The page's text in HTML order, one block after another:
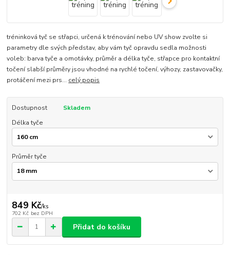
tréninková tyč se střapci, určená k trénování nebo UV show zvolte si
parametry dle svých představ, aby vám tyč opravdu sedla možnosti
voleb: barva tyče a omotávky, průměr a délka tyče, střapce pro kontaktní
točení slabší průměry jsou vhodné na rychlé točení, výhozy, zastavovačky,
protáčení mezi prs... celý popis
Dostupnost
Skladem
Délka tyče
Průměr tyče
849 Kč/ks
702 Kč bez DPH
Přidat do košíku